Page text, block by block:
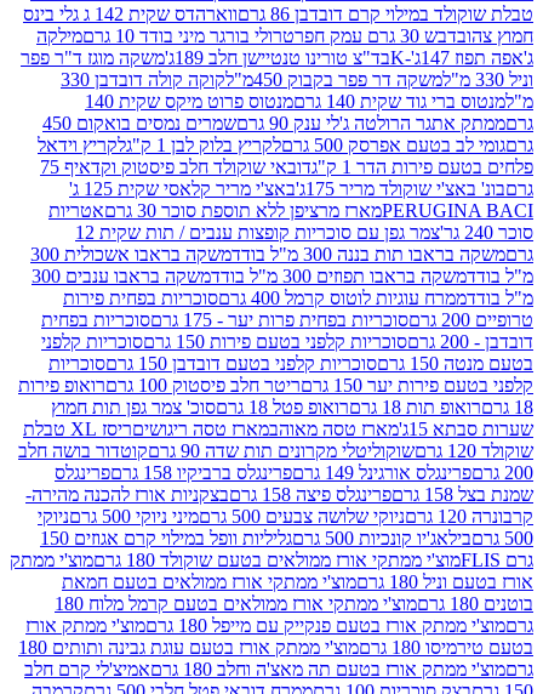
קרם דובדבן 86 גרם
ווארהדס שקית 142 ג גלי בינס
דבש 30 גרם עמק חפר
טרולי בורגר מיני בודד 10 גרם
מילקה
בד"צ טורינו טנטיישן חלב 189ג'
משקה מוגז ד"ר פפר
משקה דר פפר בקבוק 450מ"ל
קוקה קולה דובדבן 330
גוד שקית 140 גרם
מנטוס פרוט מיקס שקית 140
הרולטה ג'לי ענק 90 גרם
שמרים נמסים בואקום 450
אפרסק 500 גרם
לקריץ בלוק לבן 1 ק"ג
לקריץ וידאל
הדר 1 ק"ג
דובאי שוקולד חלב פיסטוק וקדאיף 75
שוקולד מריר 175ג'
באצ'י מריר קלאסי שקית 125 ג'
מארז מרציפן ללא תוספת סוכר 30 גרם
אטריות
צמר גפן עם סוכריות קופצות ענבים / תות שקית 12
תות בננה 300 מ"ל בודד
משקה בראבו אשכולית 300
בראבו תפוזים 300 מ"ל בודד
משקה בראבו ענבים 300
עוגיות לוטוס קרמל 400 גרם
סוכריות בפחית פירות
סוכריות בפחית פרות יער - 175 גרם
סוכריות בפחית
סוכריות קלפני בטעם פירות 150 גרם
סוכריות קלפני
סוכריות קלפני בטעם דובדבן 150 גרם
סוכריות
יער 150 גרם
ריטר חלב פיסטוק 100 גרם
רואופ פירות
תות 18 גרם
רואופ פטל 18 גרם
סוכ' צמר גפן תות חמוץ
מארז טסה מאוהב מארז טסה ריגושים
ריסז XL טבלת
שוקוליטלי מקרונים תות שדה 90 גרם
קוטדור בושה חלב
אורגינל 149 גרם
פרינגלס ברביקיו 158 גרם
פרינגלס
פרינגלס פיצה 158 גרם
בצקניות אורז להכנה מהירה-
ניוקי שלושה צבעים 500 גרם
מיני ניוקי 500 גרם
ניוקי
קונכיות 500 גרם
גליליות וופל במילוי קרם אגוזים 150
ממתקי אורז ממולאים בטעם שוקולד 180 גרם
מוצ'י ממתק
גרם
מוצ'י ממתקי אורז ממולאים בטעם חמאת
מוצ'י ממתקי אורז ממולאים בטעם קרמל מלוח 180
אורז בטעם פנקייק עם מייפל 180 גרם
מוצ'י ממתק אורז
גרם
מוצ'י ממתק אורז בטעם עוגת גבינה ותותים 180
אורז בטעם תה מאצ'ה וחלב 180 גרם
אמיצ'לי קרם חלב